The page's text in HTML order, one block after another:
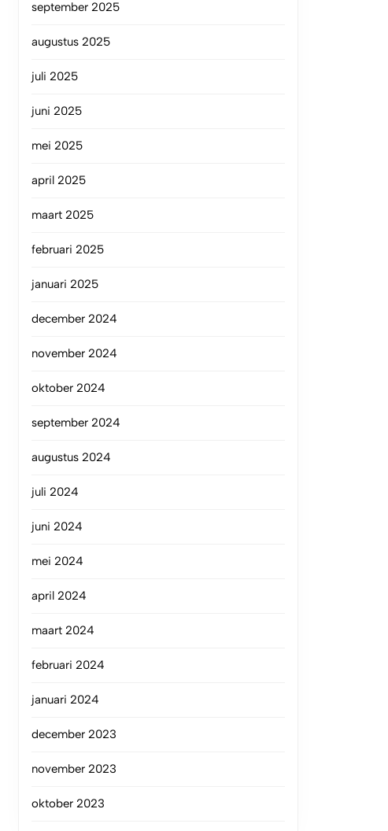
september 2025
augustus 2025
juli 2025
juni 2025
mei 2025
april 2025
maart 2025
februari 2025
januari 2025
december 2024
november 2024
oktober 2024
september 2024
augustus 2024
juli 2024
juni 2024
mei 2024
april 2024
maart 2024
februari 2024
januari 2024
december 2023
november 2023
oktober 2023